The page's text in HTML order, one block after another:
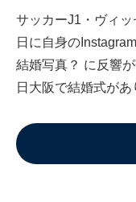
サッカーJ1・ヴィ
日に自身の
結婚写真？ に反響
日大阪で結婚式が